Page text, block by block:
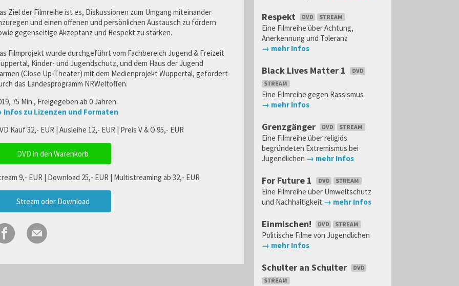
Ziel der Filmreihe ist es, Diskussionen zum Umgang miteinander
und einen offenen und persönlichen Austausch zu fördern
gegenseitige Akzeptanz und Respekt zu stärken.
Filmprojekt wurde durchgeführt vom Fachbereich Jugend & Freizeit
Kinder- und Jugendschutz, und dem Haus der Jugend
(Close Up-Theater) mit dem Medienprojekt Wuppertal, gefördert
das Landesprogramm NRWeltoffen.
75 Min., Freigegeben ab 0 Jahren.
Infos zu Lizenzen und Formaten
Kauf 32,- EUR | Ausleihe 12,- EUR | Preis V & Ö 95,- EUR
DVD in den Warenkorb
9,- EUR | Download 25,- EUR | Multistreaming ab 32,- EUR
Stream oder Download
Respekt
Eine Filmreihe über Achtung,
Anerkennung und Toleranz
→ mehr Infos
Black Lives Matter 1
Eine Filmreihe gegen Rassismus
→ mehr Infos
Grenzgänger
Eine Filmreihe über religiös
begründeten Extremismus bei
Jugendlichen → mehr Infos
For Future 1
Eine Filmreihe über Umweltschutz
und Nachhaltigkeit → mehr Infos
Einmischen!
Politische Filme von Jugendlichen
→ mehr Infos
Schulter an Schulter